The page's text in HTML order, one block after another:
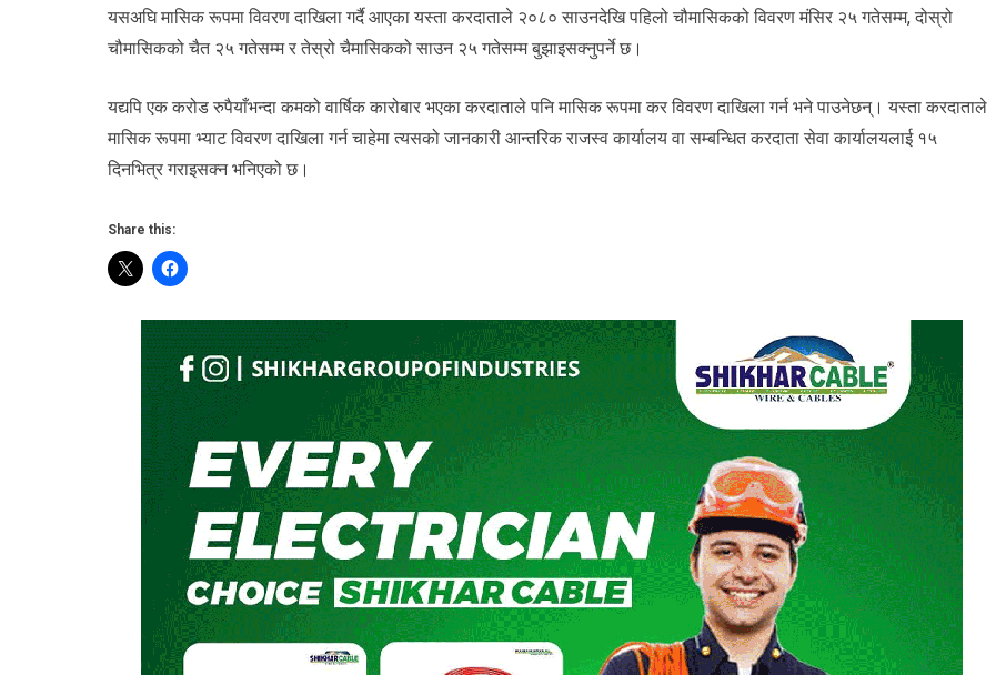
यसअघि मासिक रूपमा विवरण दाखिला गर्दै आएका यस्ता करदाताले २०८० साउनदेखि पहिलो चौमासिकको विवरण मंसिर २५ गतेसम्म, दोस्रो
चौमासिकको चैत २५ गतेसम्म र तेस्रो चैमासिकको साउन २५ गतेसम्म बुझाइसक्नुपर्ने छ।
यद्यपि एक करोड रुपैयाँभन्दा कमको वार्षिक कारोबार भएका करदाताले पनि मासिक रूपमा कर विवरण दाखिला गर्न भने पाउनेछन्। यस्ता करदाताले
मासिक रूपमा भ्याट विवरण दाखिला गर्न चाहेमा त्यसको जानकारी आन्तरिक राजस्व कार्यालय वा सम्बन्धित करदाता सेवा कार्यालयलाई १५
दिनभित्र गराइसक्न भनिएको छ।
Share this: